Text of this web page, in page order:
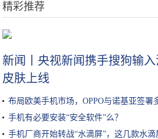
精彩推荐
女性护肤的常识干货，你做正确了几条呢
新闻丨央视新闻携手搜狗输
皮肤上线
布局欧美手机市场，OPPO与诺基亚签署
手机有必要安装“安全软件”么？
手机厂商开始转战“水滴屏”，这几款水滴